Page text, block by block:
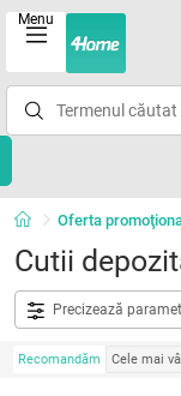
Menu
Oferta
Cutii
Precizează
Recomandăm Cele mai